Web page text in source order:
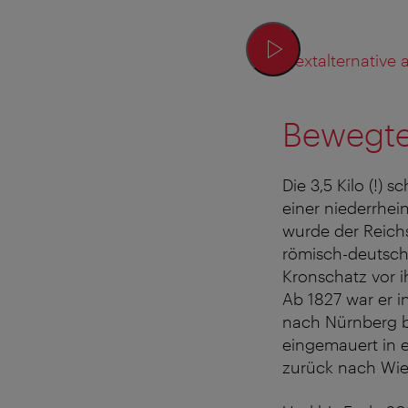
Textalternative
Die 3,5 Kilo (!)
einer
wurde der
römisch-
Kronschatz vor
Ab 1827 war er
nach Nürnberg
eingemauert in
zurück nach